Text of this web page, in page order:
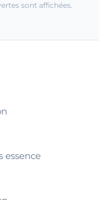
sont affichées.
essence